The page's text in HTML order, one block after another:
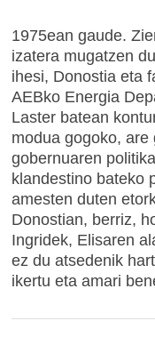
1975ean gaude.
izatera mugatzen
ihesi, Donostia eta
AEBko Energia
Laster batean
modua gogoko,
gobernuaren
klandestino bateko
amesten duten
Donostian, berriz,
Ingridek, Elisaren
ez du atsedenik
ikertu eta amari